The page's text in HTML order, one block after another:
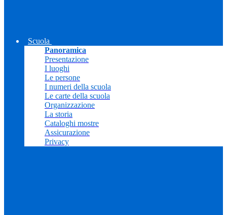
Scuola
Panoramica
Presentazione
I luoghi
Le persone
I numeri della scuola
Le carte della scuola
Organizzazione
La storia
Cataloghi mostre
Assicurazione
Privacy